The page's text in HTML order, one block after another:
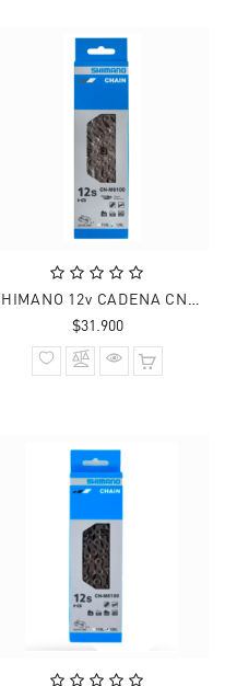
SHIMANO 12v CADENA CN-M6100 DEORE 126 Links
$31.900Precio
normal